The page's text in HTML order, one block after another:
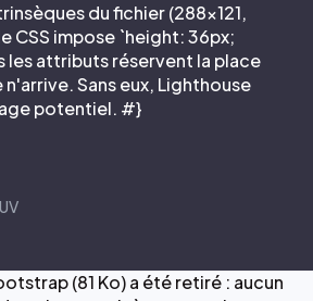
du fichier (288×121,
CSS impose `height: 36px;
les attributs réservent la place
Sans eux, Lighthouse
potentiel. #}
(81 Ko) a été retiré : aucun